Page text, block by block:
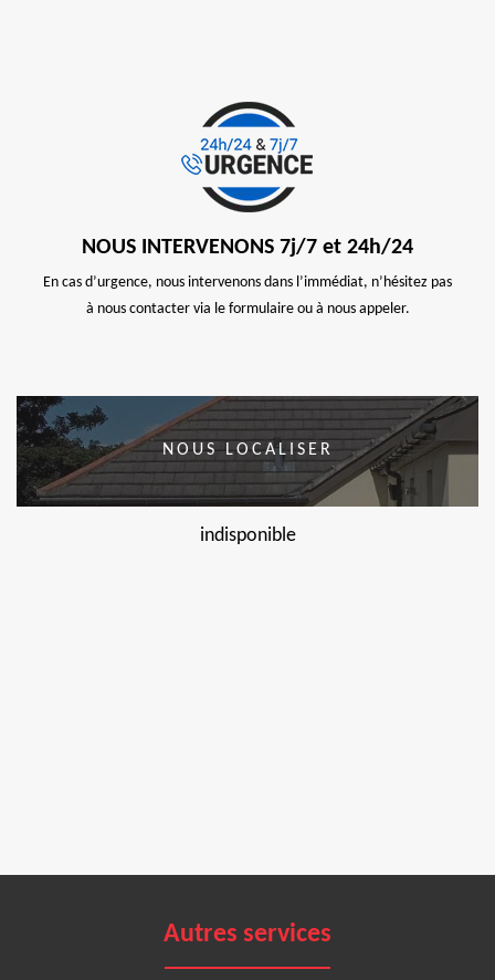
NOUS INTERVENONS 7j/7 et 24h/24
En cas d’urgence, nous intervenons dans l’immédiat, n’hésitez pas
à nous contacter via le formulaire ou à nous appeler.
NOUS LOCALISER
indisponible
Autres services